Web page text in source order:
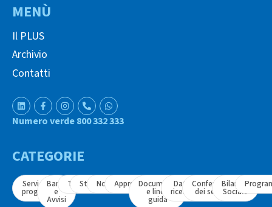
MENÙ
Il PLUS
Archivio
Contatti
Numero verde 800 332 333
CATEGORIE
Servizi e
progetti
Bandi
e
Avvisi
TavoliStrumentiNormativaApprofondimenti
Documenti
e linee
guida
Dati e
ricerche
Conferenza
dei servizi
Bilancio
Sociale